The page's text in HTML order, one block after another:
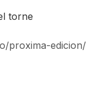
torne
proxima-edicion/